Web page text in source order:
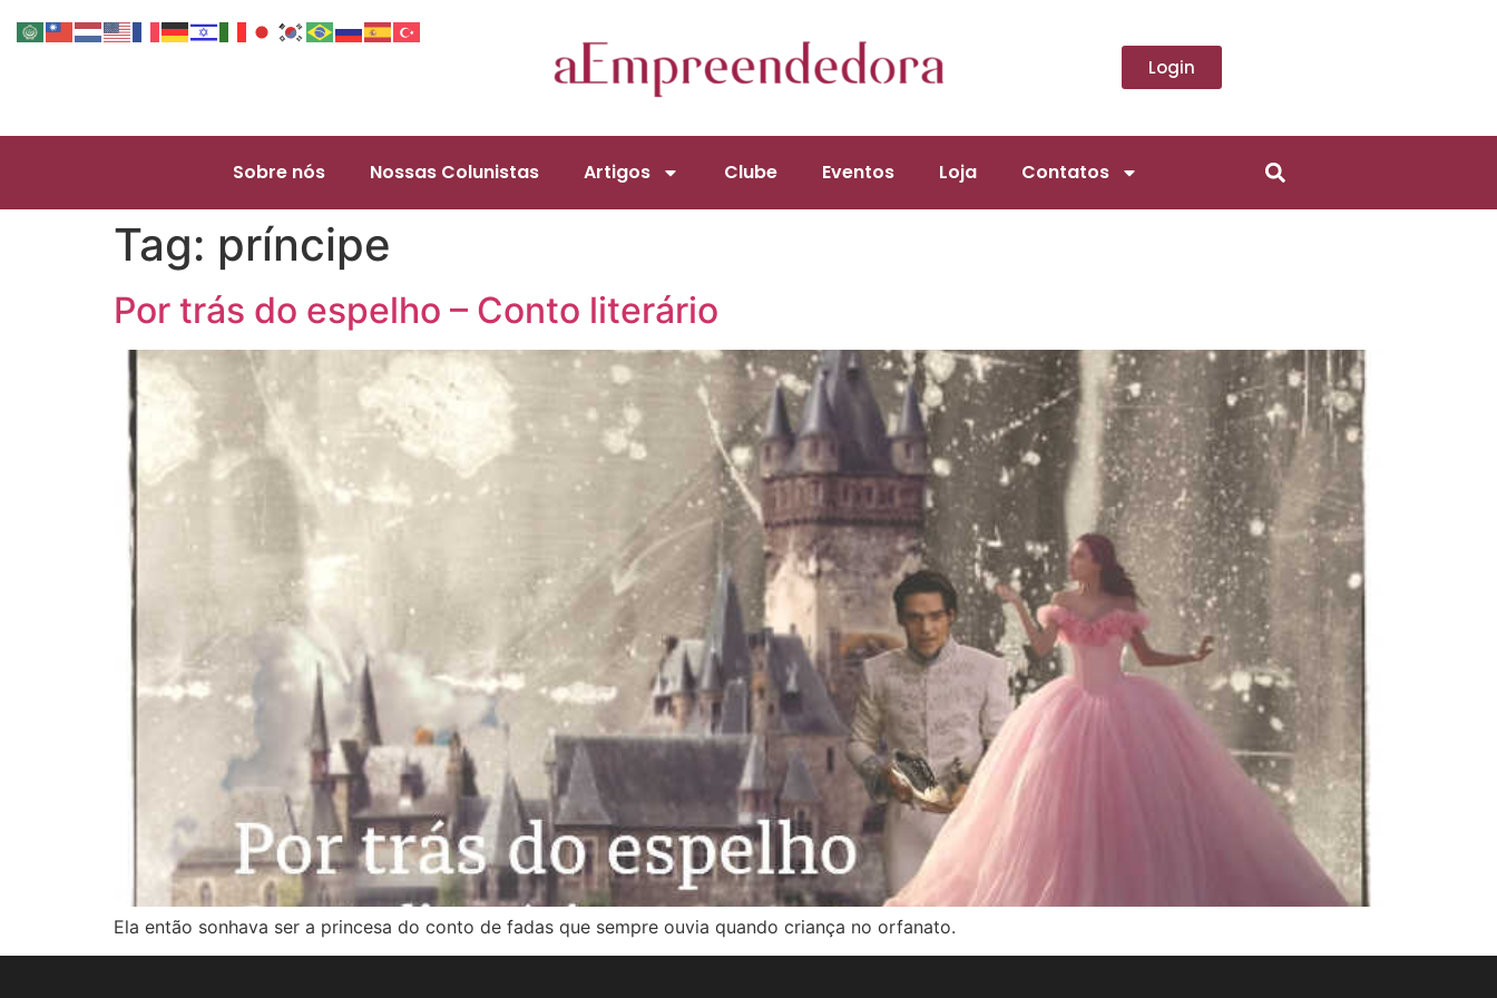
Login
Sobre nós Nossas Colunistas Artigos Clube Eventos Loja Contatos
Tag: príncipe
Por trás do espelho – Conto literário
Ela então sonhava ser a princesa do conto de fadas que sempre ouvia quando criança no orfanato.